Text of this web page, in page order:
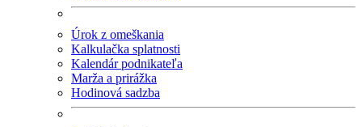
Úrok z omeškania
Kalkulačka splatnosti
Kalendár podnikateľa
Marža a prirážka
Hodinová sadzba